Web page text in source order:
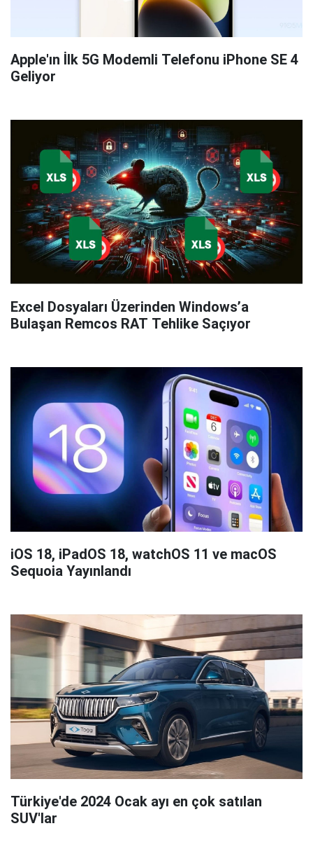
Apple'ın İlk 5G Modemli Telefonu iPhone SE 4
Geliyor
Excel Dosyaları Üzerinden Windows’a
Bulaşan Remcos RAT Tehlike Saçıyor
iOS 18, iPadOS 18, watchOS 11 ve macOS
Sequoia Yayınlandı
Türkiye'de 2024 Ocak ayı en çok satılan
SUV'lar